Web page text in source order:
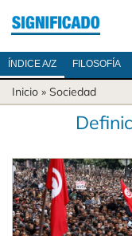
ÍNDICE A/Z FILOSOFÍA
Inicio » Sociedad